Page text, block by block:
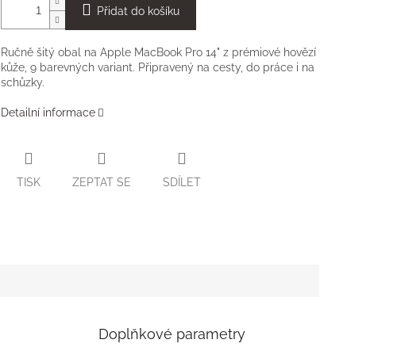
Přidat do košíku
Ručně šitý obal na Apple MacBook Pro 14" z prémiové hovězí
kůže, 9 barevných variant. Připravený na cesty, do práce i na
schůzky.
Detailní informace
TISK ZEPTAT SE SDÍLET
Doplňkové parametry